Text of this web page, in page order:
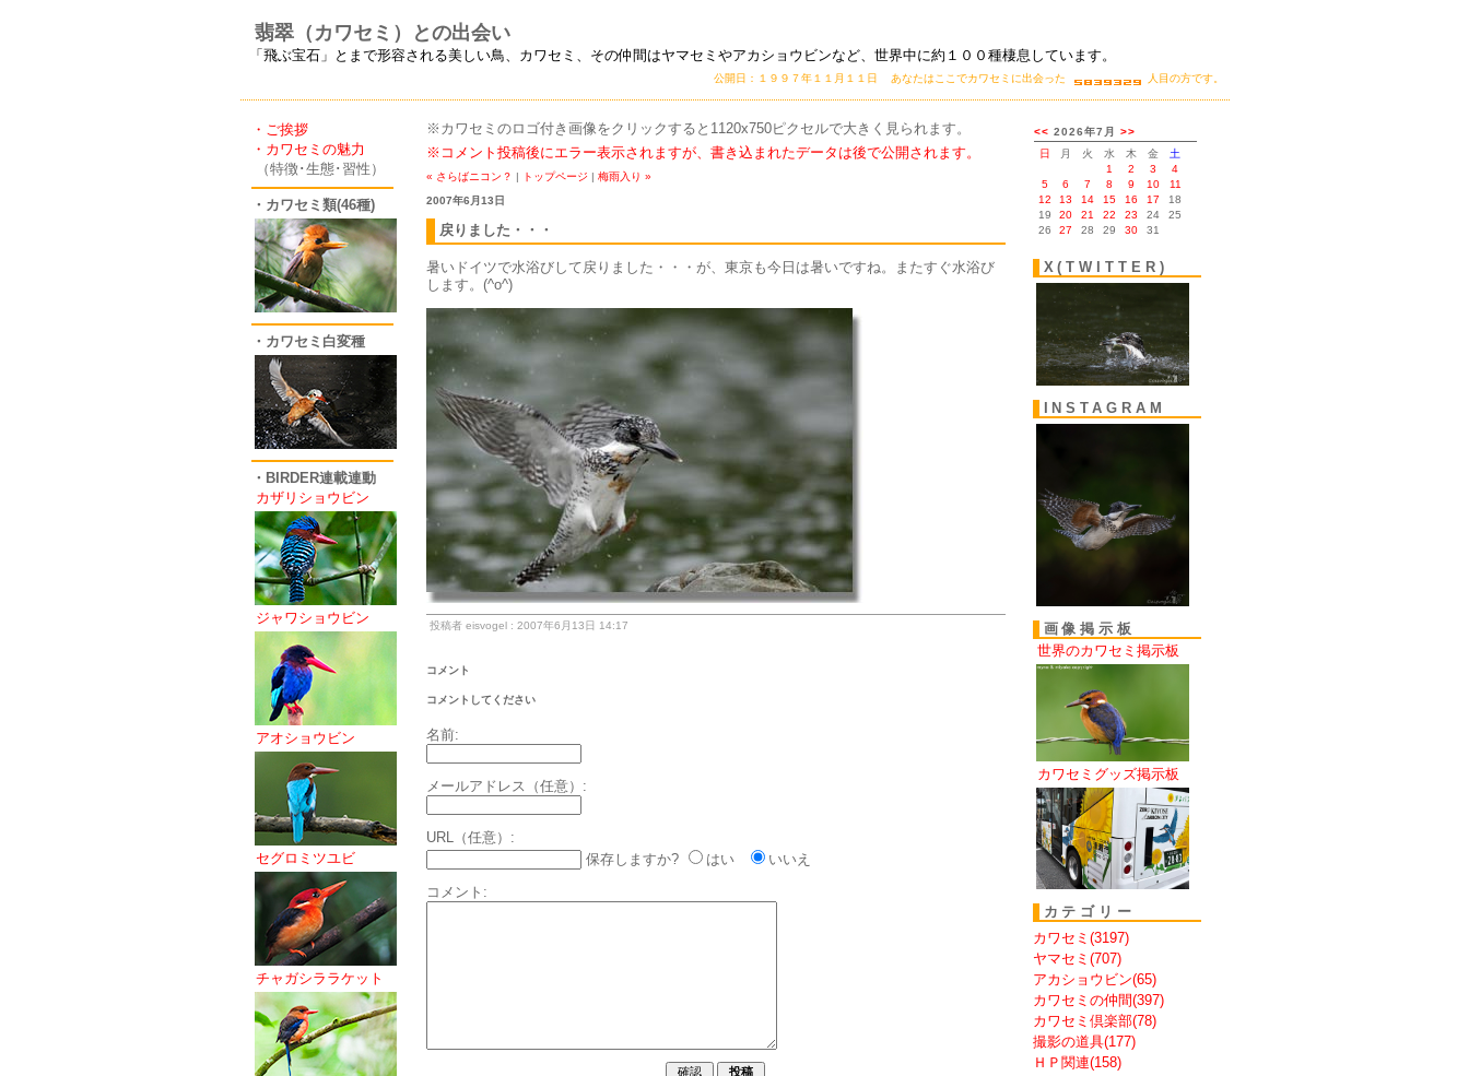
翡翠（カワセミ）との出会い
「飛ぶ宝石」とまで形容される美しい鳥、カワセミ、その仲間はヤマセミやアカショウビンなど、世界中に約１００種棲息しています。
公開日：１９９７年１１月１１日 あなたはここでカワセミに出会った 人目の方です。
・ご挨拶
・カワセミの魅力
（特徴･生態･習性）
・カワセミ類(46種)
・カワセミ白変種
・BIRDER連載連動
カザリショウビン
ジャワショウビン
アオショウビン
セグロミツユビ
チャガシララケット
※カワセミのロゴ付き画像をクリックすると1120x750ピクセルで大きく見られます。
※コメント投稿後にエラー表示されますが、書き込まれたデータは後で公開されます。
« さらばニコン？ | トップページ | 梅雨入り »
2007年6月13日
戻りました・・・
暑いドイツで水浴びして戻りました・・・が、東京も今日は暑いですね。またすぐ水浴び
します。(^o^)
投稿者 eisvogel : 2007年6月13日 14:17
コメント
コメントしてください
名前:
メールアドレス（任意）:
URL（任意）:
保存しますか?
はい
いいえ
コメント:
X(TWITTER)
INSTAGRAM
画像掲示板
世界のカワセミ掲示板
カワセミグッズ掲示板
カテゴリー
カワセミ(3197)
ヤマセミ(707)
アカショウビン(65)
カワセミの仲間(397)
カワセミ倶楽部(78)
撮影の道具(177)
ＨＰ関連(158)